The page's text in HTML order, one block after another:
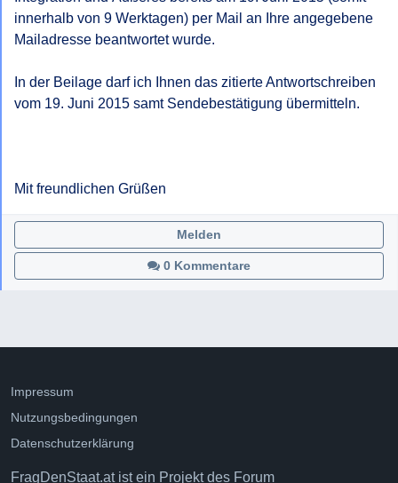
innerhalb von 9 Werktagen) per Mail an Ihre angegebene
Mailadresse beantwortet wurde.
In der Beilage darf ich Ihnen das zitierte Antwortschreiben
vom 19. Juni 2015 samt Sendebestätigung übermitteln.
Mit freundlichen Grüßen
0 Kommentare
Melden
Impressum
Nutzungsbedingungen
Datenschutzerklärung
FragDenStaat.at ist ein Projekt des Forum